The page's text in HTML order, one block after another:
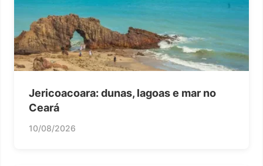
Jericoacoara: dunas, lagoas e mar no
Ceará
10/08/2026